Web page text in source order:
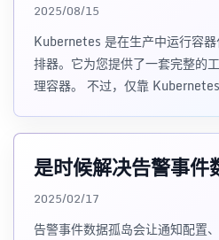
2025/08/15
Kubernetes 是在生产中运行容
排器。它为您提供了一套完整的
理容器。 不过，仅靠
是时候解决告警事件
2025/02/17
告警事件数据孤岛会让通知配置